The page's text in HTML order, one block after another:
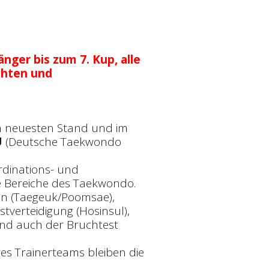
bis zum 7. Kup, alle
und
Stand und im
(Deutsche Taekwondo
und
des Taekwondo.
(Taegeuk/Poomsae),
(Hosinsul),
auch der Bruchtest
Trainerteams bleiben die